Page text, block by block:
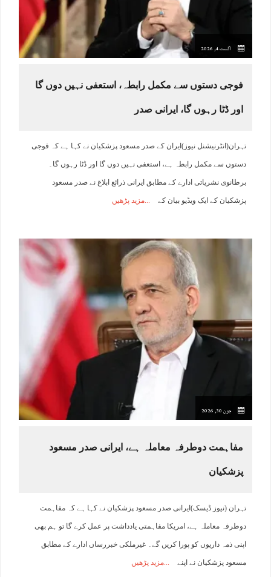
اگست 4, 2026
فوجی دستوں سے مکمل رابطہ، استعفی نہیں دوں گا
اور ڈٹا رہوں گا، ایرانی صدر
تہران(انٹرنیشنل نیوز)ایران کے صدر مسعود پزشکیان نے کہا ہے کہ فوجی
دستوں سے مکمل رابطہ ہے، استعفی نہیں دوں گا اور ڈٹا رہوں گا۔
برطانوی نشریاتی ادارے کے مطابق ایرانی ذرائع ابلاغ نے صدر مسعود
پزشکیان کے ایک ویڈیو بیان کے مزید پڑھیں
جون 30, 2026
مفاہمت دوطرفہ معاملہ ہے، ایرانی صدر مسعود
پزشکیان
تہران (نیوز ڈیسک)ایرانی صدر مسعود پزشکیان نے کہا ہے کہ مفاہمت
دوطرفہ معاملہ ہے، امریکا مفاہمتی یادداشت پر عمل کرے گا تو ہم بھی
اپنی ذمہ داریوں کو پورا کریں گے۔ غیرملکی خبررساں ادارے کے مطابق
مسعود پزشکیان نے اپنے مزید پڑھیں